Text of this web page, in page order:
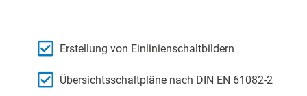
Erstellung von Einlinienschaltbildern
Übersichtsschaltpläne nach DIN EN 61082-2